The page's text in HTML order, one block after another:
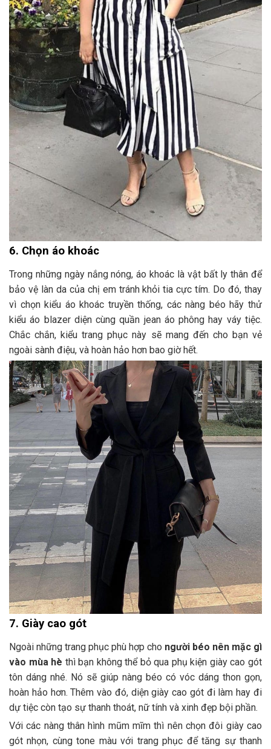
6. Chọn áo khoác
Trong những ngày nắng nóng, áo khoác là vật bất ly thân để
bảo vệ làn da của chị em tránh khỏi tia cực tím. Do đó, thay
vì chọn kiểu áo khoác truyền thống, các nàng béo hãy thử
kiểu áo blazer diện cùng quần jean áo phông hay váy tiệc.
Chắc chắn, kiểu trang phục này sẽ mang đến cho bạn vẻ
ngoài sành điệu, và hoàn hảo hơn bao giờ hết.
7. Giày cao gót
Ngoài những trang phục phù hợp cho người béo nên mặc gì
vào mùa hè thì bạn không thể bỏ qua phụ kiện giày cao gót
tôn dáng nhé. Nó sẽ giúp nàng béo có vóc dáng thon gọn,
hoàn hảo hơn. Thêm vào đó, diện giày cao gót đi làm hay đi
dự tiệc còn tạo sự thanh thoát, nữ tính và xinh đẹp bội phần.
Với các nàng thân hình mũm mĩm thì nên chọn đôi giày cao
gót nhọn, cùng tone màu với trang phục để tăng sự thanh